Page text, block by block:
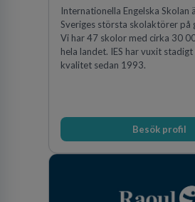
Internationella Engelska Skolan
Sveriges största skolaktörer på
Vi har 47 skolor med cirka 30
hela landet. IES har vuxit
kvalitet sedan 1993.
Besök profil